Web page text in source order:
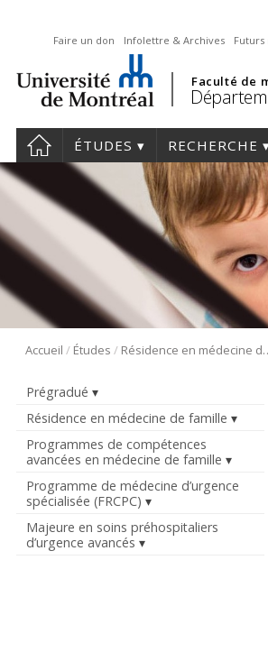
Faire un don Infolettre & Archives Futurs
Faculté de
ÉTUDES RECHERCHE
Accueil / Études / Résidence
Prégradué
Résidence en médecine de famille
Programmes de compétences
avancées en médecine de famille
Programme de médecine d’urgence
spécialisée (FRCPC)
Majeure en soins préhospitaliers
d’urgence avancés